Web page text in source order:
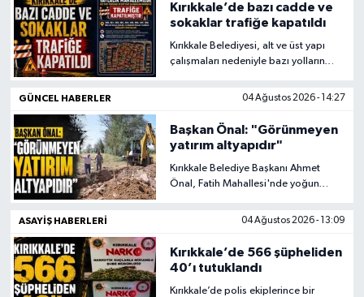
Kırıkkale’de bazı cadde ve
sokaklar trafiğe kapatıldı
Kırıkkale Belediyesi, alt ve üst yapı
çalışmaları nedeniyle bazı yolların
belirlenen cadde ve sokaklara
uyarıda bulundu.
GÜNCEL HABERLER 04 Ağustos 2026 - 14:27
Başkan Önal: "Görünmeyen
yatırım altyapıdır"
Kırıkkale Belediye Başkanı Ahmet
Önal, Fatih Mahallesi'nde yoğun
baskınlarının önüne geçmek amacıyla
çalışmalarının sürdüğünü bildirdi.
ASAYİŞ HABERLERİ 04 Ağustos 2026 - 13:09
Kırıkkale’de 566 şüpheliden
40’ı tutuklandı
Kırıkkale’de polis ekiplerince bir